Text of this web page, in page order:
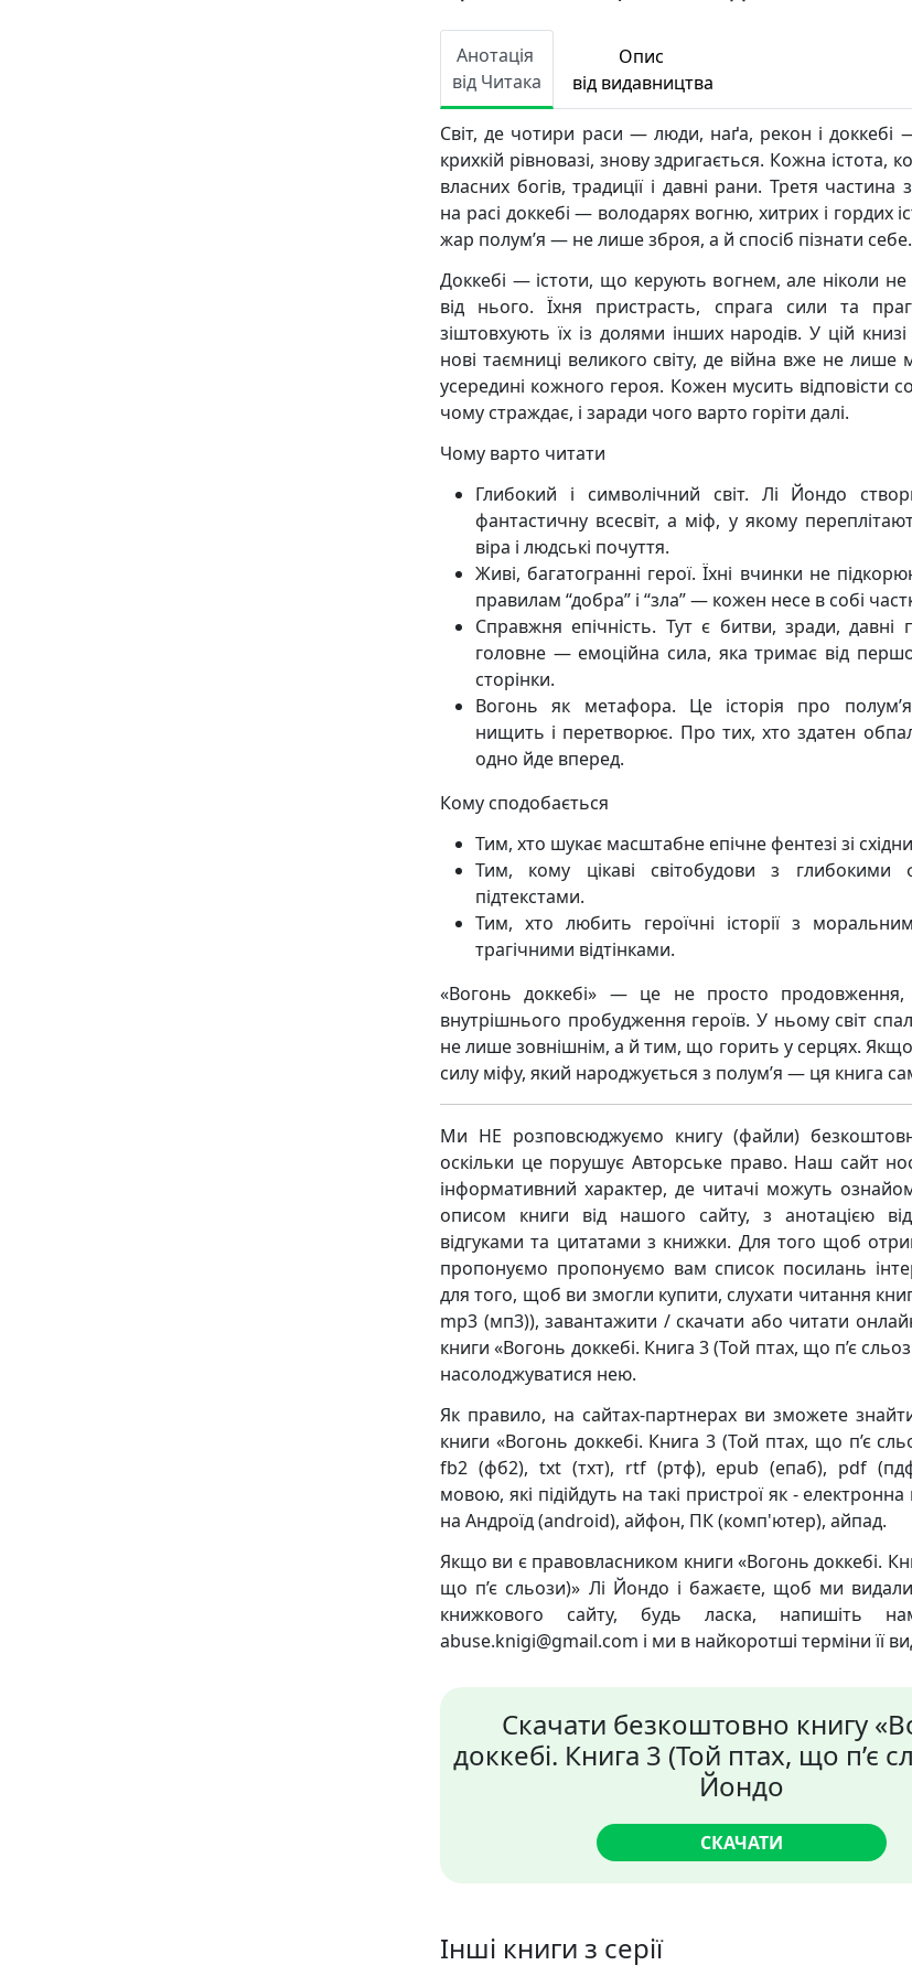
Анотація
від Читака
Опис
від видавництва
Світ, де чотири раси — люди, наґа, рекон і доккебі
крихкій рівновазі, знову здригається. Кожна істота,
власних богів, традиції і давні рани. Третя частина
на расі доккебі — володарях вогню, хитрих і гордих
жар полум’я — не лише зброя, а й спосіб пізнати себе.
Доккебі — істоти, що керують вогнем, але ніколи
від нього. Їхня пристрасть, спрага сили та
зіштовхують їх із долями інших народів. У цій
нові таємниці великого світу, де війна вже не лише
усередині кожного героя. Кожен мусить відповісти
чому страждає, і заради чого варто горіти далі.
Чому варто читати
Глибокий і символічний світ. Лі Йондо
фантастичну всесвіт, а міф, у якому
віра і людські почуття.
Живі, багатогранні герої. Їхні вчинки не
правилам “добра” і “зла” — кожен несе в собі частку
Справжня епічність. Тут є битви, зради, давні
головне — емоційна сила, яка тримає від
сторінки.
Вогонь як метафора. Це історія про
нищить і перетворює. Про тих, хто здатен
одно йде вперед.
Кому сподобається
Тим, хто шукає масштабне епічне фентезі зі
Тим, кому цікаві світобудови з глибокими
підтекстами.
Тим, хто любить героїчні історії з
трагічними відтінками.
«Вогонь доккебі» — це не просто продовження,
внутрішнього пробудження героїв. У ньому світ
не лише зовнішнім, а й тим, що горить у серцях.
силу міфу, який народжується з полум’я — ця книга
Ми НЕ розповсюджуємо книгу (файли)
оскільки це порушує Авторське право. Наш сайт
інформативний характер, де читачі можуть
описом книги від нашого сайту, з анотацією
відгуками та цитатами з книжки. Для того щоб
пропонуємо пропонуємо вам список посилань
для того, щоб ви змогли купити, слухати читання
mp3 (мп3)), завантажити / скачати або читати
книги «Вогонь доккебі. Книга 3 (Той птах, що п’є
насолоджуватися нею.
Як правило, на сайтах-партнерах ви зможете
книги «Вогонь доккебі. Книга 3 (Той птах, що п’є
fb2 (фб2), txt (тхт), rtf (ртф), epub (епаб), pdf
мовою, які підійдуть на такі пристрої як -
на Андроїд (android), айфон, ПК (комп'ютер), айпад.
Якщо ви є правовласником книги «Вогонь доккебі.
що п’є сльози)» Лі Йондо і бажаєте, щоб ми
книжкового сайту, будь ласка, напишіть
abuse.knigi@gmail.com і ми в найкоротші терміни її
Скачати безкоштовно книгу
доккебі. Книга 3 (Той птах, що п’є
Йондо
СКАЧАТИ
Інші книги з серії